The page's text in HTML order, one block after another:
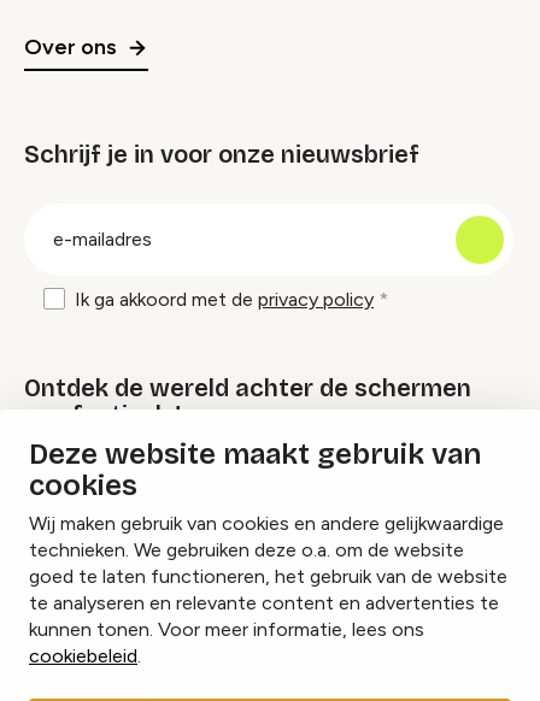
Deze website maakt gebruik van
cookies
Wij maken gebruik van cookies en andere gelijkwaardige
technieken. We gebruiken deze o.a. om de website
goed te laten functioneren, het gebruik van de website
te analyseren en relevante content en advertenties te
kunnen tonen. Voor meer informatie, lees ons
cookiebeleid.
Over ons
Schrijf je in voor onze nieuwsbrief
Ik ga akkoord met de privacy policy
Ontdek de wereld achter de schermen
van festivals!
Lees onze Festival Specials
InstagramFacebookLinkedIn
Cookies beheren